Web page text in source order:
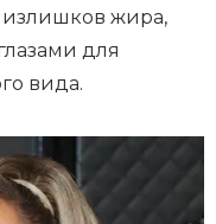
излишков жира,
для
вида.